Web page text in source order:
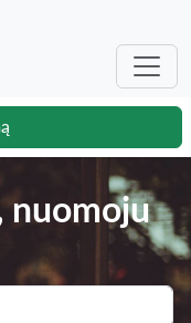
nuomoju